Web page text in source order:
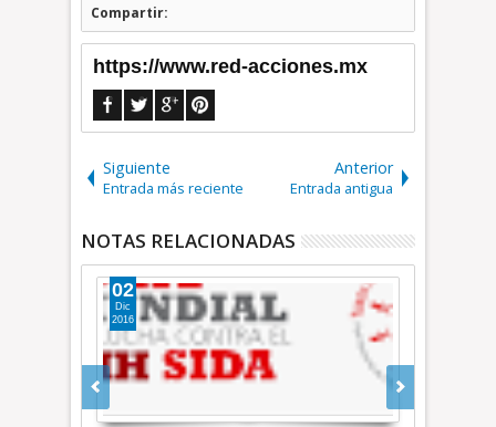
Compartir:
https://www.red-acciones.mx
Siguiente
Entrada más reciente
Anterior
Entrada antigua
NOTAS RELACIONADAS
19
Nov
2025